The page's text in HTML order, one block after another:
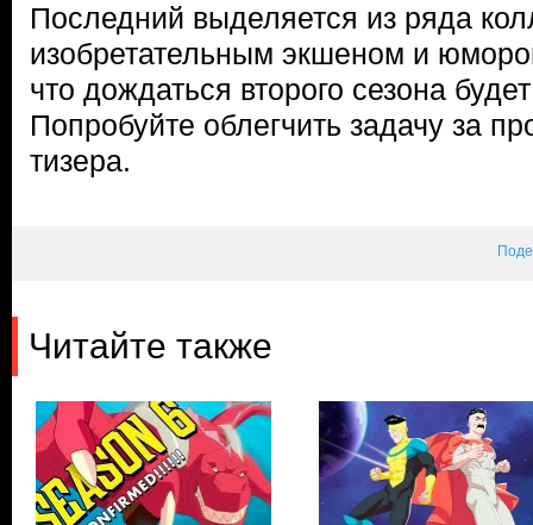
Последний выделяется из ряда
изобретательным экшеном и
что дождаться второго сезона
Попробуйте облегчить задачу за
тизера.
Читайте также